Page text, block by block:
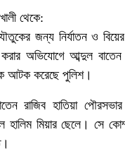
থেকে:
জন্য নির্যাতন ও
করার অভিযোগে আব্দুল
আটক করেছে পুলিশ।
রাজিব হাতিয়া পৌরসভার
হালিম মিয়ার ছেলে। সে